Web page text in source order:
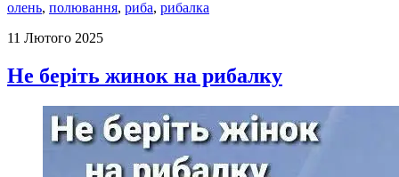
олень, полювання, риба, рибалка
11 Лютого 2025
Не беріть жинок на рибалку